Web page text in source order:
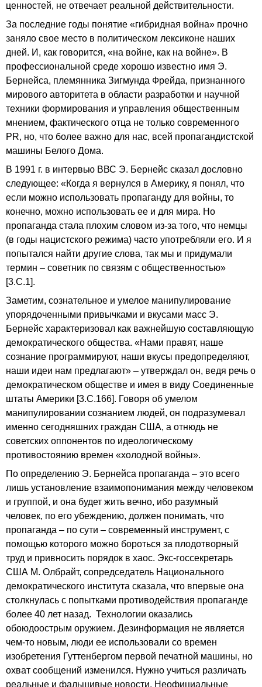
ценностей, не отвечает реальной действительности.
За последние годы понятие «гибридная война» прочно
заняло свое место в политическом лексиконе наших
дней. И, как говорится, «на войне, как на войне». В
профессиональной среде хорошо известно имя Э.
Бернейса, племянника Зигмунда Фрейда, признанного
мирового авторитета в области разработки и научной
техники формирования и управления общественным
мнением, фактического отца не только современного
PR, но, что более важно для нас, всей пропагандистской
машины Белого Дома.
В 1991 г. в интервью ВВС Э. Бернейс сказал дословно
следующее: «Когда я вернулся в Америку, я понял, что
если можно использовать пропаганду для войны, то
конечно, можно использовать ее и для мира. Но
пропаганда стала плохим словом из-за того, что немцы
(в годы нацистского режима) часто употребляли его. И я
попытался найти другие слова, так мы и придумали
термин – советник по связям с общественностью»
[3.С.1].
Заметим, сознательное и умелое манипулирование
упорядоченными привычками и вкусами масс Э.
Бернейс характеризовал как важнейшую составляющую
демократического общества. «Нами правят, наше
сознание программируют, наши вкусы предопределяют,
наши идеи нам предлагают» – утверждал он, ведя речь о
демократическом обществе и имея в виду Соединенные
штаты Америки [3.С.166]. Говоря об умелом
манипулировании сознанием людей, он подразумевал
именно сегодняшних граждан США, а отнюдь не
советских оппонентов по идеологическому
противостоянию времен «холодной войны».
По определению Э. Бернейса пропаганда – это всего
лишь установление взаимопонимания между человеком
и группой, и она будет жить вечно, ибо разумный
человек, по его убеждению, должен понимать, что
пропаганда – по сути – современный инструмент, с
помощью которого можно бороться за плодотворный
труд и привносить порядок в хаос. Экс-госсекретарь
США М. Олбрайт, сопредседатель Национального
демократического института сказала, что впервые она
столкнулась с попытками противодействия пропаганде
более 40 лет назад. Технологии оказались
обоюдоострым оружием. Дезинформация не является
чем-то новым, люди ее использовали со времен
изобретения Гуттенбергом первой печатной машины, но
охват сообщений изменился. Нужно учиться различать
реальные и фальшивые новости. Неофициальные